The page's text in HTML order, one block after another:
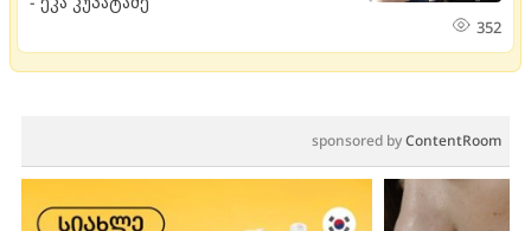
352
sponsored byContentRoom